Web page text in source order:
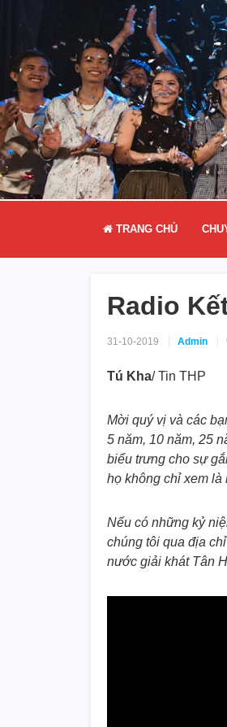
TRANG CHỦ
Radio
31-10-2019 Admin
Tú Kha/ Tin THP
Mời quý vị và các
5 năm, 10 năm, 25
biểu trưng cho sự
họ không chỉ xem
Nếu có những kỷ
chúng tôi qua địa
nước giải khát Tân